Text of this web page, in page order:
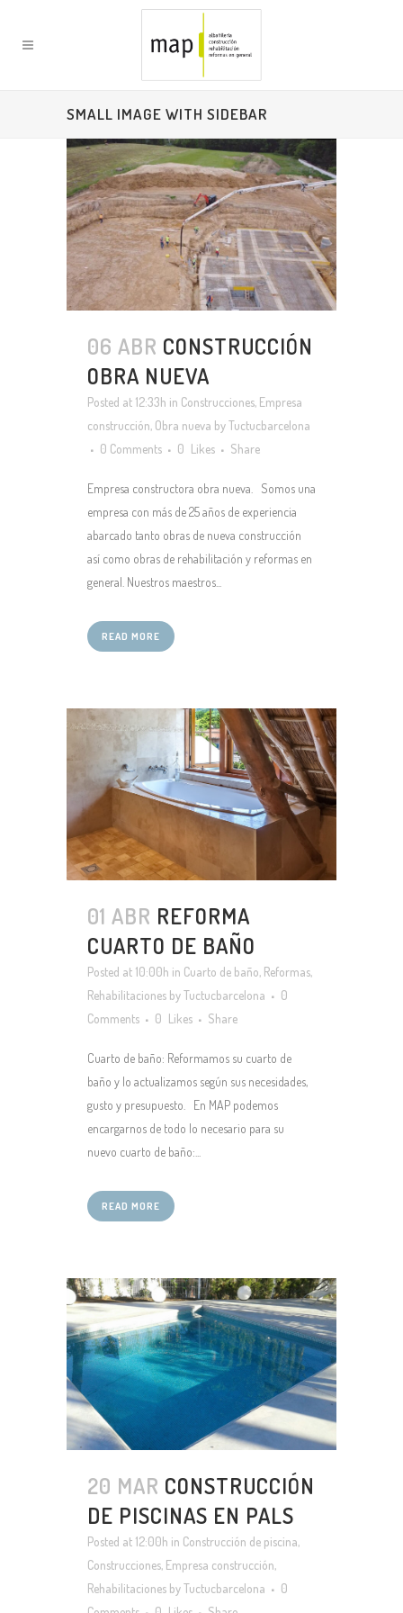
SMALL IMAGE WITH SIDEBAR
06 ABR CONSTRUCCIÓN
OBRA NUEVA
Posted at 12:33h in Construcciones, Empresa
construcción, Obra nueva byTuctucbarcelona
0 Comments
0 Likes Share
Empresa constructora obra nueva. Somos una
empresa con más de 25 años de experiencia
abarcado tanto obras de nueva construcción
así como obras de rehabilitación y reformas en
general. Nuestros maestros...
READ MORE
01 ABR REFORMA
CUARTO DE BAÑO
Posted at 10:00h in Cuarto de baño, Reformas,
Rehabilitaciones byTuctucbarcelona
0
Comments
0 Likes Share
Cuarto de baño: Reformamos su cuarto de
baño y lo actualizamos según sus necesidades,
gusto y presupuesto. En MAP podemos
encargarnos de todo lo necesario para su
nuevo cuarto de baño:...
READ MORE
20 MAR CONSTRUCCIÓN
DE PISCINAS EN PALS
Posted at 12:00h in Construcción de piscina,
Construcciones, Empresa construcción,
Rehabilitaciones byTuctucbarcelona
0